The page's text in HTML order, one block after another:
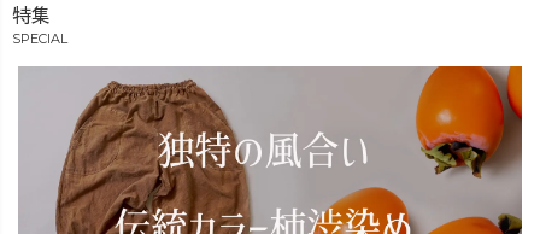
特集
SPECIAL